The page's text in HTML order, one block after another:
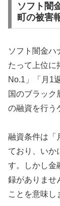
ソフト闇
町の被害
ソフト闇金ハ
たって上位に
No.1」「月1
国のブラック
の融資を行う
融資条件は「
ており、いか
す。しかし金
録がありませ
ことを意味し